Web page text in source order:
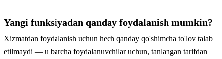
Yangi funksiyadan qanday foydalanish mumkin?
Xizmatdan foydalanish uchun hech qanday qo'shimcha to'lov talab
etilmaydi — u barcha foydalanuvchilar uchun, tanlangan tarifdan